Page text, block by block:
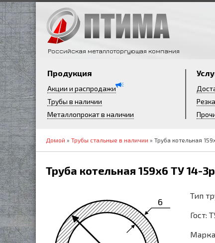
Российская металлоторгующая компания
Продукция
Акции и распродажи
Трубы в наличии
Металлопрокат в наличии
Домой » Трубы стальные в наличии » Труба котельная
Труба котельная 159х6 ТУ 14-
6
Тип
Гост: